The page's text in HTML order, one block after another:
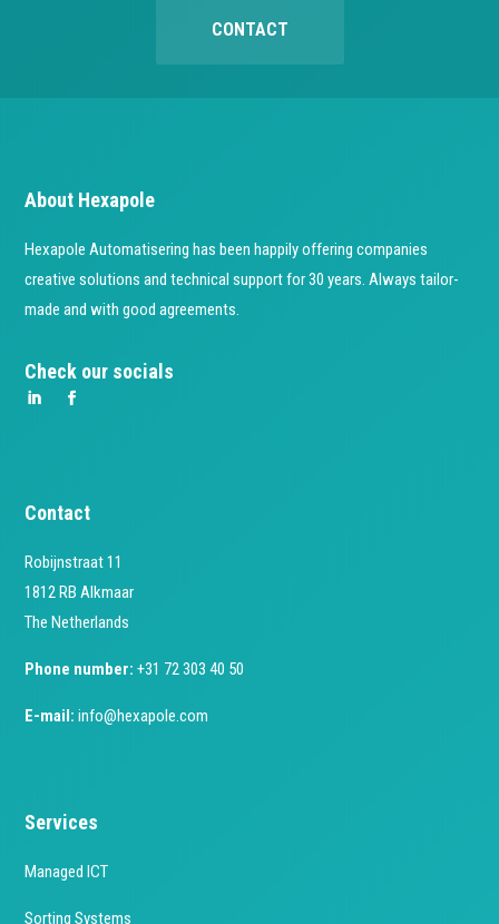
CONTACT
About Hexapole
Hexapole Automatisering has been happily offering companies
creative solutions and technical support for 30 years. Always tailor-
made and with good agreements.
Check our socials
Contact
Robijnstraat 11
1812 RB Alkmaar
The Netherlands
Phone number: +31 72 303 40 50
E-mail: info@hexapole.com
Services
Managed ICT
Sorting Systems